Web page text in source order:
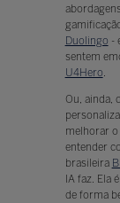
Duolingo -
sentem
U4Hero
Ou, ainda,
melhorar o
entender
brasileira
IA faz. Ela
de forma